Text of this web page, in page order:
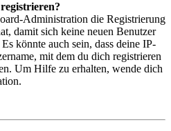
Administration die Registrierung
damit sich keine neuen Benutzer
könnte auch sein, dass deine IP-
mit dem du dich registrieren
Um Hilfe zu erhalten, wende dich